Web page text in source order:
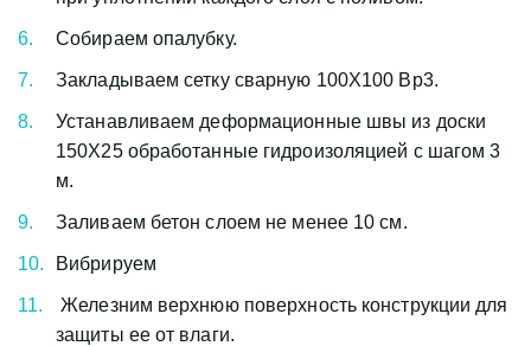
Собираем опалубку.
Закладываем сетку сварную 100X100 Вр3.
Устанавливаем деформационные швы из доски
150X25 обработанные гидроизоляцией с шагом 3
м.
Заливаем бетон слоем не менее 10 см.
Вибрируем
Железним верхнюю поверхность конструкции для
защиты ее от влаги.